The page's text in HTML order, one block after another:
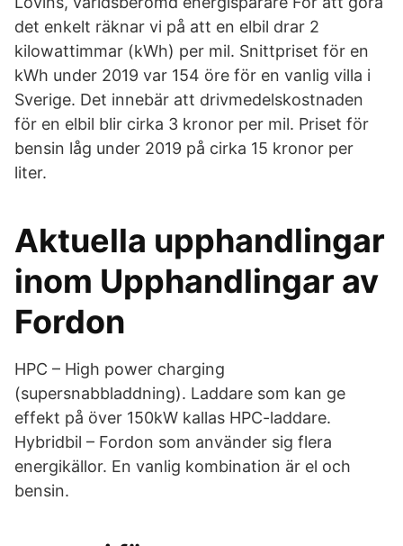
det enkelt räknar vi på att en elbil drar 2
kilowattimmar (kWh) per mil. Snittpriset för en
kWh under 2019 var 154 öre för en vanlig villa i
Sverige. Det innebär att drivmedelskostnaden
för en elbil blir cirka 3 kronor per mil. Priset för
bensin låg under 2019 på cirka 15 kronor per
liter.
Aktuella upphandlingar
inom Upphandlingar av
Fordon
HPC – High power charging
(supersnabbladdning). Laddare som kan ge
effekt på över 150kW kallas HPC-laddare.
Hybridbil – Fordon som använder sig flera
energikällor. En vanlig kombination är el och
bensin.